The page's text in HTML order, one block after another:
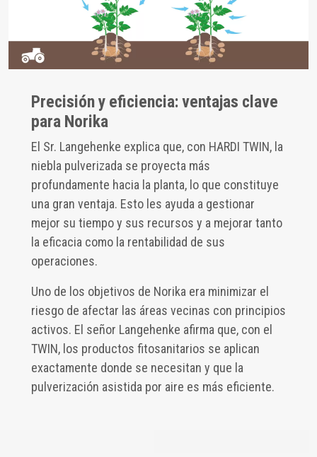
Precisión y eficiencia: ventajas clave
para Norika
El Sr. Langehenke explica que, con HARDI TWIN, la
niebla pulverizada se proyecta más
profundamente hacia la planta, lo que constituye
una gran ventaja. Esto les ayuda a gestionar
mejor su tiempo y sus recursos y a mejorar tanto
la eficacia como la rentabilidad de sus
operaciones.
Uno de los objetivos de Norika era minimizar el
riesgo de afectar las áreas vecinas con principios
activos. El señor Langehenke afirma que, con el
TWIN, los productos fitosanitarios se aplican
exactamente donde se necesitan y que la
pulverización asistida por aire es más eficiente.